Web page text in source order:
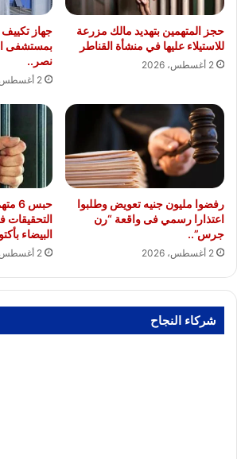
حجز المتهمين بتهديد مالك مزرعة
للاستيلاء عليها في منشأة القناطر
2 أغسطس، 2026
جهاز
بمستشفى
نصر..
2 أغسطس، 2026
رفضوا مليون جنيه تعويض وطلبوا
اعتذارا رسمي فى واقعة “رن
جرس”..
2 أغسطس، 2026
التحقيقات
البيضاء
2 أغسطس، 2026
شركاء النجاح